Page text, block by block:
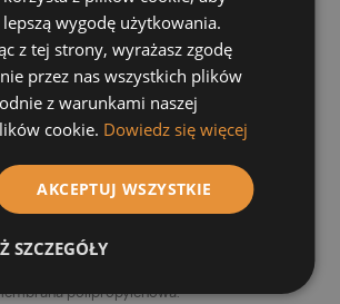
zabezpiecza przed wiatrem i śniegiem,
domu nawet przy
atmosferycznych, a zarazem
powietrza.
wodoodporna membrana
do układania na deskowaniu lub
polipropylenowa.
wygodę użytkowania.
z tej strony, wyrażasz zgodę
przez nas wszystkich plików
z warunkami naszej
cookie. Dowiedz się więcej
AKCEPTUJ WSZYSTKIE
SZCZEGÓŁY